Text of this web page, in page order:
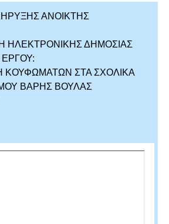
ΑΝΟΙΚΤΗΣ
ΗΛΕΚΤΡΟΝΙΚΗΣ ΔΗΜΟΣΙΑΣ
ΚΟΥΦΩΜΑΤΩΝ ΣΤΑ ΣΧΟΛΙΚΑ
ΒΑΡΗΣ ΒΟΥΛΑΣ